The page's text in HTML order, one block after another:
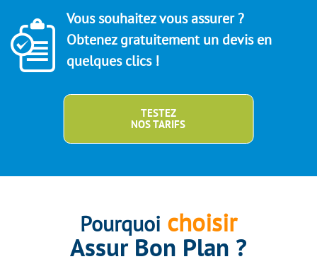
Vous souhaitez vous assurer ?
Obtenez gratuitement un devis en
quelques clics !
TESTEZ
NOS TARIFS
Pourquoi choisir
Assur Bon Plan ?